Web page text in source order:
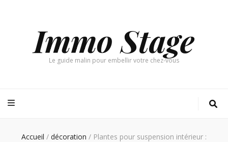
Immo Stage
Le guide malin pour embellir votre chez-vous
Accueil / décoration / Plantes pour suspension intérieur :